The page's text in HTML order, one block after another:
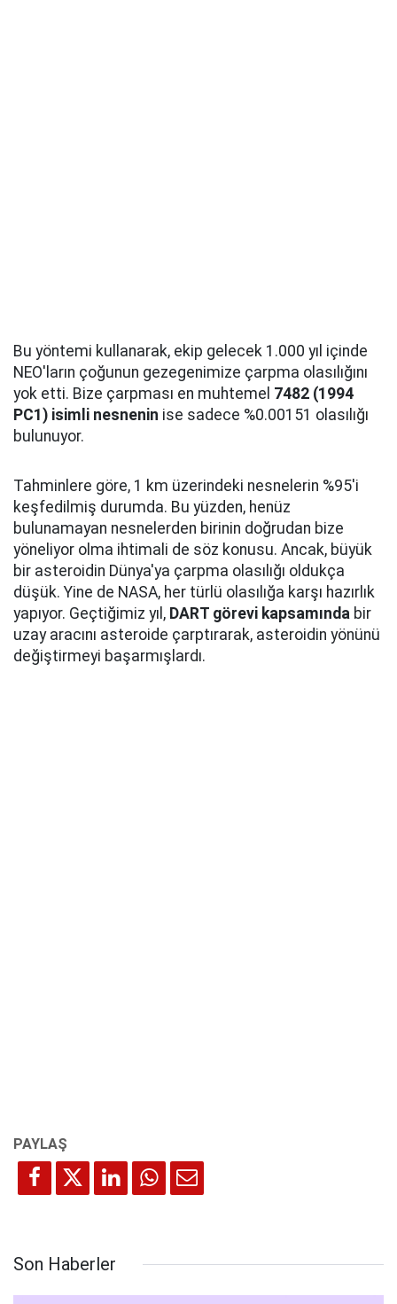
Bu yöntemi kullanarak, ekip gelecek 1.000 yıl içinde
NEO'ların çoğunun gezegenimize çarpma olasılığını
yok etti. Bize çarpması en muhtemel 7482 (1994
PC1) isimli nesnenin ise sadece %0.00151 olasılığı
bulunuyor.
Tahminlere göre, 1 km üzerindeki nesnelerin %95'i
keşfedilmiş durumda. Bu yüzden, henüz
bulunamayan nesnelerden birinin doğrudan bize
yöneliyor olma ihtimali de söz konusu. Ancak, büyük
bir asteroidin Dünya'ya çarpma olasılığı oldukça
düşük. Yine de NASA, her türlü olasılığa karşı hazırlık
yapıyor. Geçtiğimiz yıl, DART görevi kapsamında bir
uzay aracını asteroide çarptırarak, asteroidin yönünü
değiştirmeyi başarmışlardı.
Son Haberler